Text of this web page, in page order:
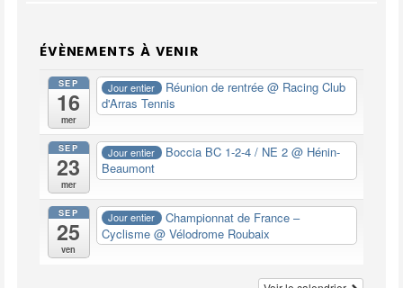
ÉVÈNEMENTS À VENIR
SEP
16
mer
Jour entier Réunion de rentrée@ Racing Club
d'Arras Tennis
SEP
23
mer
Jour entier Boccia BC 1-2-4 / NE 2@ Hénin-
Beaumont
SEP
25
ven
Jour entier
Championnat de France –
Cyclisme @ Vélodrome Roubaix